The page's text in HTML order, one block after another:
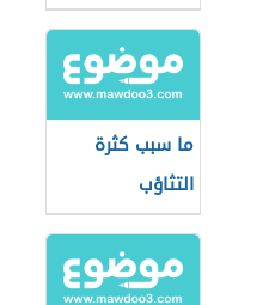
ما سبب كثرة
التثاؤب